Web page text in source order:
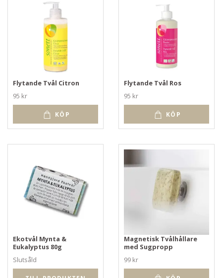
Flytande Tvål Citron
95 kr
KÖP
Flytande Tvål Ros
95 kr
KÖP
Ekotvål Mynta &
Eukalyptus 80g
Slutsåld
Magnetisk Tvålhållare
med Sugpropp
99 kr